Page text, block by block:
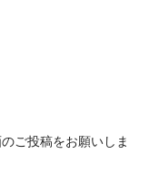
ご投稿をお願いしま